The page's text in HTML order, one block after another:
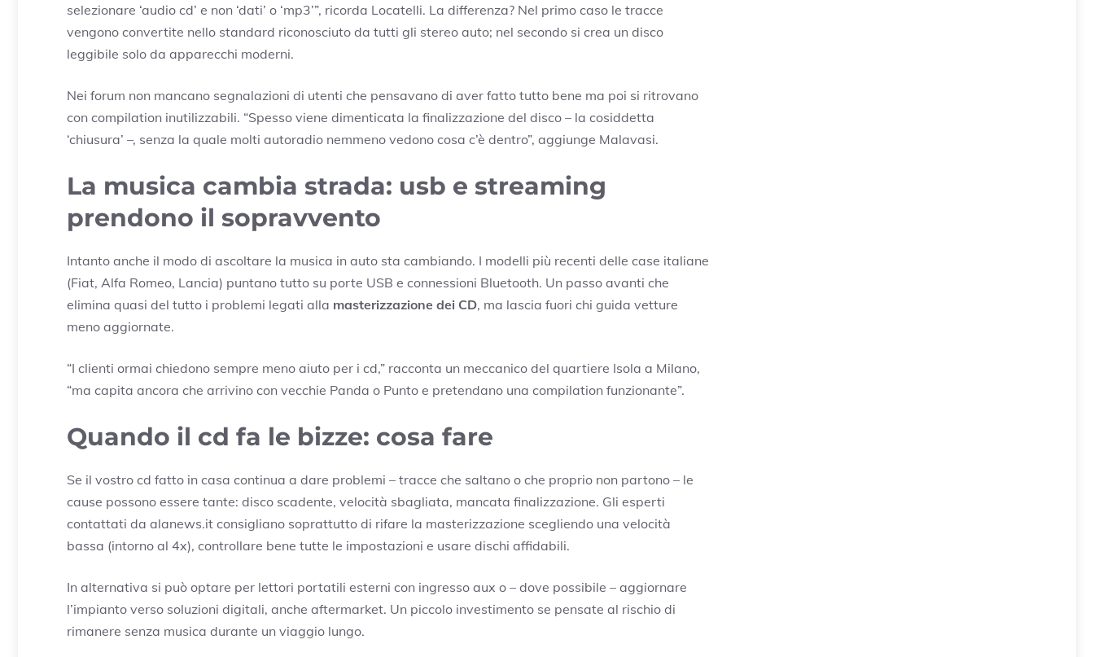
selezionare ‘audio cd’ e non ‘dati’ o ‘mp3’”, ricorda Locatelli. La differenza? Nel primo caso le tracce
vengono convertite nello standard riconosciuto da tutti gli stereo auto; nel secondo si crea un disco
leggibile solo da apparecchi moderni.
Nei forum non mancano segnalazioni di utenti che pensavano di aver fatto tutto bene ma poi si ritrovano
con compilation inutilizzabili. “Spesso viene dimenticata la finalizzazione del disco – la cosiddetta
‘chiusura’ –, senza la quale molti autoradio nemmeno vedono cosa c’è dentro”, aggiunge Malavasi.
La musica cambia strada: usb e streaming
prendono il sopravvento
Intanto anche il modo di ascoltare la musica in auto sta cambiando. I modelli più recenti delle case italiane
(Fiat, Alfa Romeo, Lancia) puntano tutto su porte USB e connessioni Bluetooth. Un passo avanti che
elimina quasi del tutto i problemi legati alla masterizzazione dei CD, ma lascia fuori chi guida vetture
meno aggiornate.
“I clienti ormai chiedono sempre meno aiuto per i cd,” racconta un meccanico del quartiere Isola a Milano,
“ma capita ancora che arrivino con vecchie Panda o Punto e pretendano una compilation funzionante”.
Quando il cd fa le bizze: cosa fare
Se il vostro cd fatto in casa continua a dare problemi – tracce che saltano o che proprio non partono – le
cause possono essere tante: disco scadente, velocità sbagliata, mancata finalizzazione. Gli esperti
contattati da alanews.it consigliano soprattutto di rifare la masterizzazione scegliendo una velocità
bassa (intorno al 4x), controllare bene tutte le impostazioni e usare dischi affidabili.
In alternativa si può optare per lettori portatili esterni con ingresso aux o – dove possibile – aggiornare
l’impianto verso soluzioni digitali, anche aftermarket. Un piccolo investimento se pensate al rischio di
rimanere senza musica durante un viaggio lungo.